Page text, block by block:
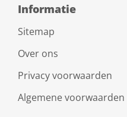
Informatie
Sitemap
Over ons
Privacy voorwaarden
Algemene voorwaarden